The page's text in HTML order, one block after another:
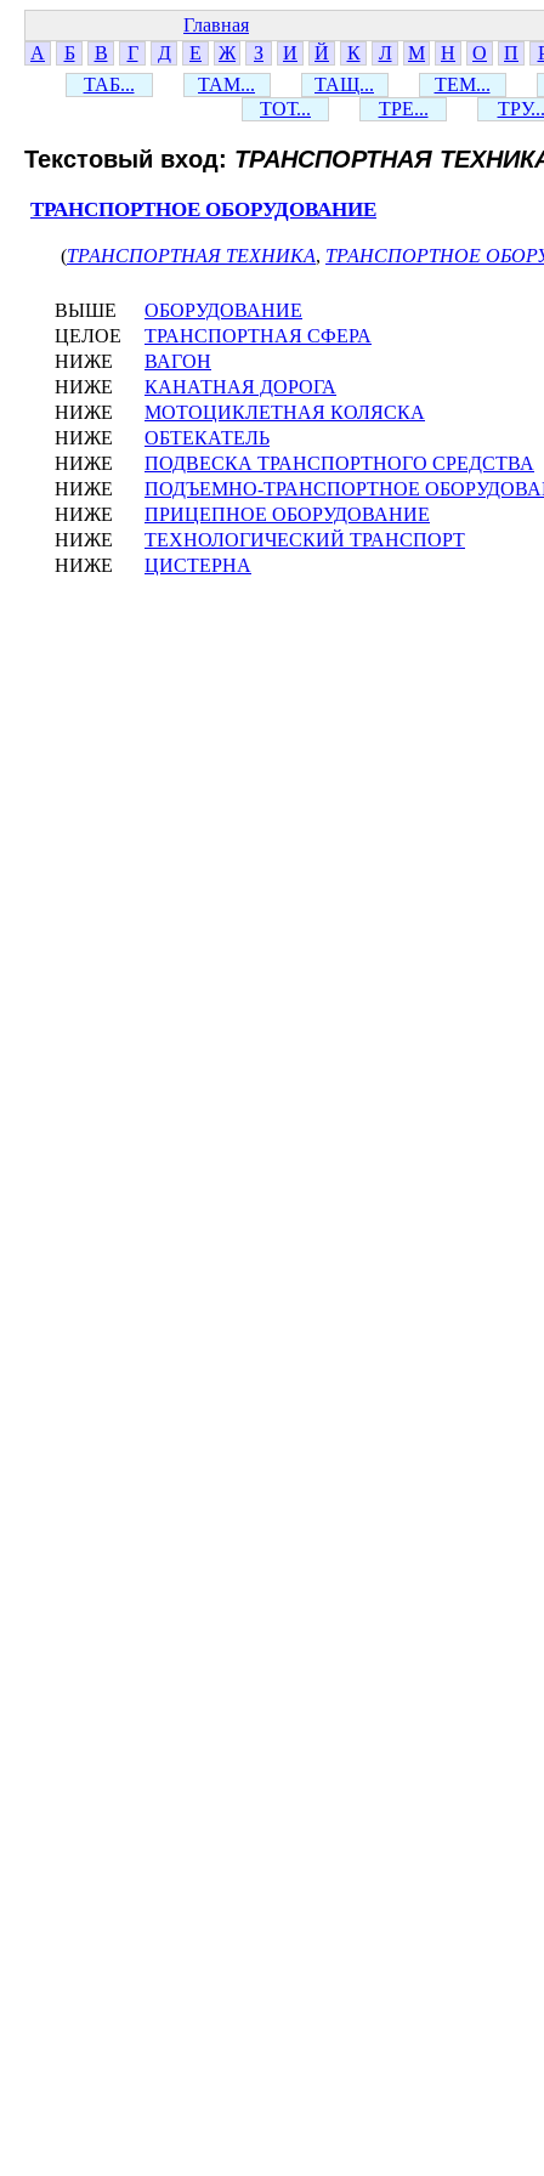
Главная
А
Б В Г Д Е Ж З И Й К Л М Н О П
ТАБ...
ТАМ... ТАЩ...
ТЕМ...
ТОТ...
ТРЕ... ТРУ...
Текстовый вход: ТРАНСПОРТНАЯ
ТРАНСПОРТНОЕ ОБОРУДОВАНИЕ
(ТРАНСПОРТНАЯ ТЕХНИКА, ТРАНСПОРТНОЕ
ВЫШЕ
ОБОРУДОВАНИЕ
ЦЕЛОЕ
ТРАНСПОРТНАЯ СФЕРА
НИЖЕ
ВАГОН
НИЖЕ
КАНАТНАЯ ДОРОГА
НИЖЕ
МОТОЦИКЛЕТНАЯ КОЛЯСКА
НИЖЕ
ОБТЕКАТЕЛЬ
НИЖЕ
ПОДВЕСКА ТРАНСПОРТНОГО СРЕДСТВА
НИЖЕ
ПОДЪЕМНО-ТРАНСПОРТНОЕ
НИЖЕ
ПРИЦЕПНОЕ ОБОРУДОВАНИЕ
НИЖЕ
ТЕХНОЛОГИЧЕСКИЙ ТРАНСПОРТ
НИЖЕ
ЦИСТЕРНА